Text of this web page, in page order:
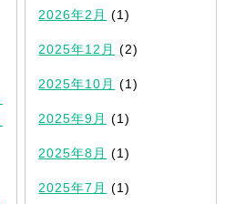
2026年2月 (1)
2025年12月 (2)
2025年10月 (1)
2025年9月 (1)
2025年8月 (1)
2025年7月 (1)